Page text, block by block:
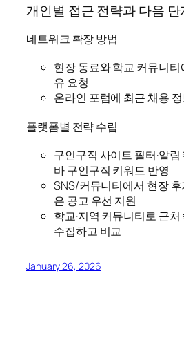
개인별 접근 전략과 다음 단
네트워크 확장 방법
현장 동료와 학교 커뮤니
유 요청
온라인 포럼에 최근 채용
플랫폼별 전략 수립
구인구직 사이트 필터·알
바 구인구직 키워드 반영
SNS/커뮤니티에서 현장
은 공고 우선 지원
학교·지역 커뮤니티로 근
수집하고 비교
January 26, 2026